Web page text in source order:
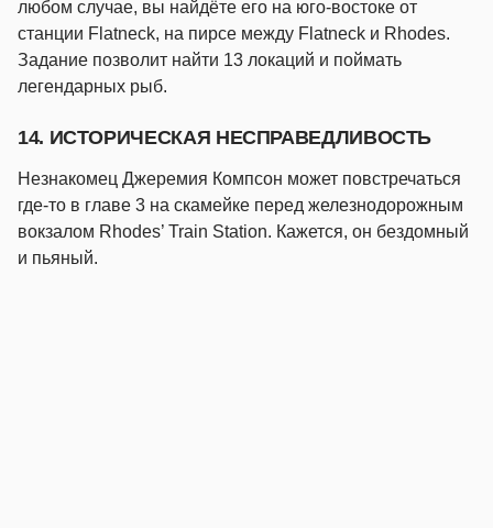
любом случае, вы найдёте его на юго-востоке от
станции Flatneck, на пирсе между Flatneck и Rhodes.
Задание позволит найти 13 локаций и поймать
легендарных рыб.
14. ИСТОРИЧЕСКАЯ НЕСПРАВЕДЛИВОСТЬ
Незнакомец Джеремия Компсон может повстречаться
где-то в главе 3 на скамейке перед железнодорожным
вокзалом Rhodes’ Train Station. Кажется, он бездомный
и пьяный.